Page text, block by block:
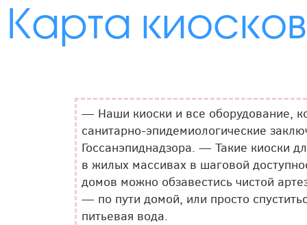
Карта киосков
— Наши киоски и все оборудование,
санитарно-эпидемиологические
Госсанэпиднадзора. — Такие киоски
в жилых массивах в шаговой
домов можно обзавестись чистой
— по пути домой, или просто
питьевая вода.